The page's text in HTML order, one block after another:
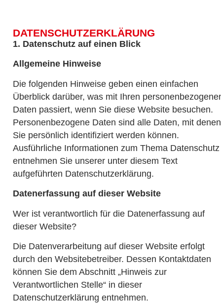
DATENSCHUTZERKLÄRUNG
1. Datenschutz auf einen Blick
Allgemeine Hinweise
Die folgenden Hinweise geben einen einfachen
Überblick darüber, was mit Ihren
Daten passiert, wenn Sie diese Website besuchen.
Personenbezogene Daten sind alle Daten, mit denen
Sie persönlich identifiziert werden können.
Ausführliche Informationen zum Thema Datenschutz
entnehmen Sie unserer unter diesem Text
aufgeführten Datenschutzerklärung.
Datenerfassung auf dieser Website
Wer ist verantwortlich für die Datenerfassung auf
dieser Website?
Die Datenverarbeitung auf dieser Website erfolgt
durch den Websitebetreiber. Dessen Kontaktdaten
können Sie dem Abschnitt „Hinweis zur
Verantwortlichen Stelle“ in dieser
Datenschutzerklärung entnehmen.